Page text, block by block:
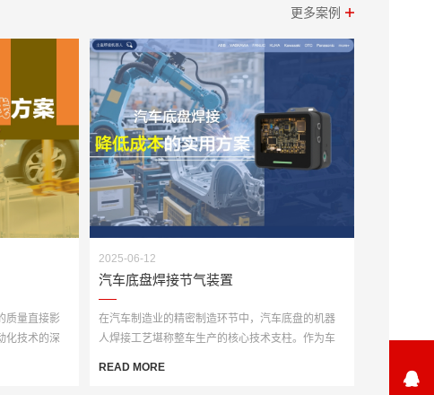
更多案例
质量直接影
化技术的深
2025-06-12
汽车底盘焊接节气装置
在汽车制造业的精密制造环节中，汽车底盘的机器
人焊接工艺堪称整车生产的核心技术支柱。作为车
READ MORE